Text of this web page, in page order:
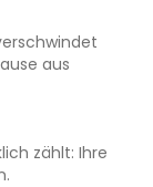
aus
zählt: Ihre